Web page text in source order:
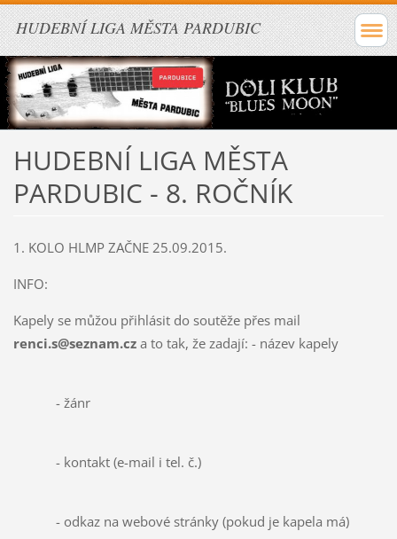
HUDEBNÍ LIGA MĚSTA PARDUBIC
HUDEBNÍ LIGA MĚSTA
PARDUBIC - 8. ROČNÍK
1. KOLO HLMP ZAČNE 25.09.2015.
INFO:
Kapely se můžou přihlásit do soutěže přes mail
renci.s@seznam.cza to tak, že zadají: - název kapely
- žánr
- kontakt (e-mail i tel. č.)
- odkaz na webové stránky (pokud je kapela má)